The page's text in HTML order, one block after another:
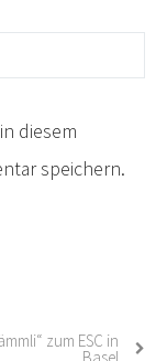
diesem
speichern.
zum ESC in